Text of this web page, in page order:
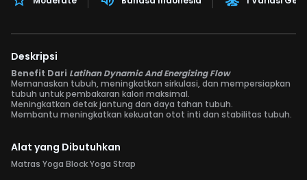
Deskripsi
Benefit Dari Latihan Dynamic And Energizing Flow
Memanaskan tubuh, meningkatkan sirkulasi, dan mempersiapkan
tubuh untuk pembakaran kalori maksimal.
Meningkatkan detak jantung dan daya tahan tubuh.
Membantu meningkatkan kekuatan otot inti dan stabilitas tubuh.
Alat yang Dibutuhkan
Matras Yoga Block Yoga Strap